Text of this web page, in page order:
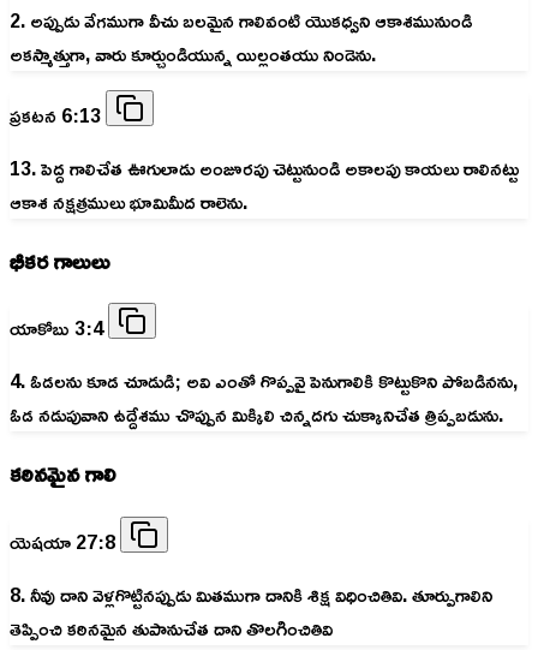
2. అప్పుడు వేగముగా వీచు బలమైన గాలివంటి యొకధ్వని ఆకాశమునుండి
అకస్మాత్తుగా, వారు కూర్చుండియున్న యిల్లంతయు నిండెను.
ప్రకటన 6:13
13. పెద్ద గాలిచేత ఊగులాడు అంజూరపు చెట్టునుండి అకాలపు కాయలు రాలినట్టు
ఆకాశ నక్షత్రములు భూమిమీద రాలెను.
భీకర గాలులు
యాకోబు 3:4
4. ఓడలను కూడ చూడుడి; అవి ఎంతో గొప్పవై పెనుగాలికి కొట్టుకొని పోబడినను,
ఓడ నడుపువాని ఉద్దేశము చొప్పున మిక్కిలి చిన్నదగు చుక్కానిచేత త్రిప్పబడును.
కఠినమైన గాలి
యెషయా 27:8
8. నీవు దాని వెళ్లగొట్టినప్పుడు మితముగా దానికి శిక్ష విధించితివి. తూర్పుగాలిని
తెప్పించి కఠినమైన తుపానుచేత దాని తొలగించితివి